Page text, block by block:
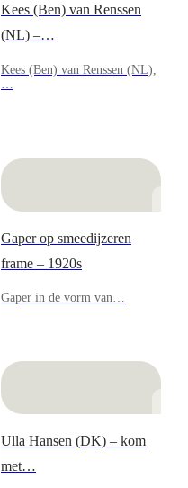
Kees (Ben) van Renssen
(NL) –…
Kees (Ben) van Renssen (NL),
Gaper op smeedijzeren
frame – 1920s
Gaper in de vorm van…
Ulla Hansen (DK) – kom
met…